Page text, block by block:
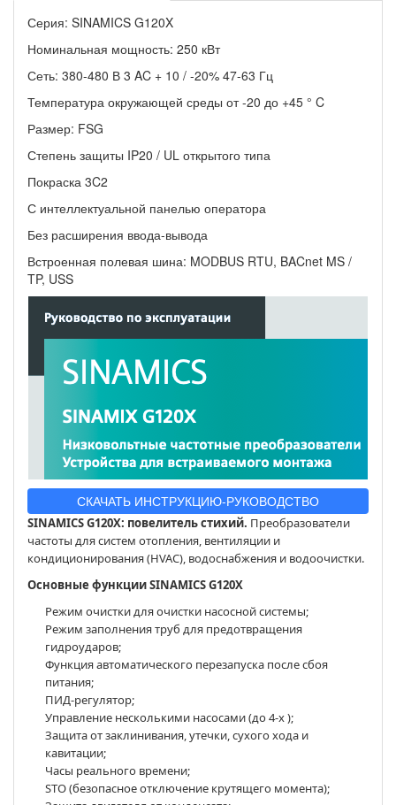
Серия: SINAMICS G120X
Номинальная мощность: 250 кВт
Сеть: 380-480 В 3 AC + 10 / -20% 47-63 Гц
Температура окружающей среды от -20 до +45 ° C
Размер: FSG
Степень защиты IP20 / UL открытого типа
Покраска 3C2
С интеллектуальной панелью оператора
Без расширения ввода-вывода
Встроенная полевая шина: MODBUS RTU, BACnet MS /
TP, USS
СКАЧАТЬ ИНСТРУКЦИЮ-РУКОВОДСТВО
SINAMICS G120X: повелитель стихий. Преобразователи
частоты для систем отопления, вентиляции и
кондиционирования (HVAC), водоснабжения и водоочистки.
Основные функции SINAMICS G120X
Режим очистки для очистки насосной системы;
Режим заполнения труб для предотвращения
гидроударов;
Функция автоматического перезапуска после сбоя
питания;
ПИД-регулятор;
Управление несколькими насосами (до 4-х );
Защита от заклинивания, утечки, сухого хода и
кавитации;
Часы реального времени;
STO (безопасное отключение крутящего момента);